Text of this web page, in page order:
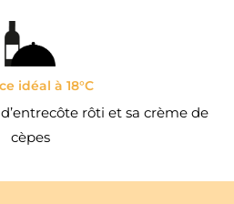
idéal à 18°C
rôti et sa crème de
cèpes